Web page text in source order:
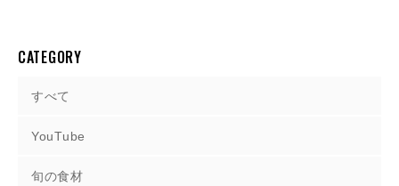
CATEGORY
すべて
YouTube
旬の食材